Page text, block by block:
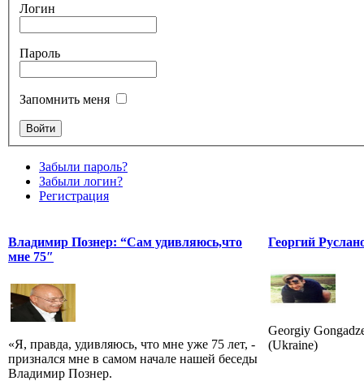
Логин
Пароль
Запомнить меня
Забыли пароль?
Забыли логин?
Регистрация
Владимир Познер: “Сам удивляюсь,что
мне 75″
«Я, правда, удивляюсь, что мне уже 75 лет, -
признался мне в самом начале нашей беседы
Владимир Познер.
Георгий
Georgiy
(Ukraine)